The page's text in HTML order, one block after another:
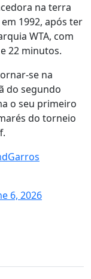
na terra
1992, após ter
WTA, com
22 minutos.
se na
do segundo
o seu primeiro
do torneio
6, 2026